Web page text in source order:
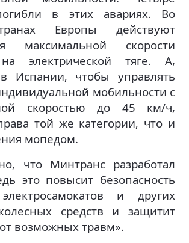
в этих авариях. Во
Европы действуют
максимальной скорости
на электрической тяге. А,
Испании, чтобы управлять
мобильности с
скоростью до 45 км/ч,
той же категории, что и
мопедом.
что Минтранс разработал
это повысит безопасность
и других
средств и защитит
возможных травм».